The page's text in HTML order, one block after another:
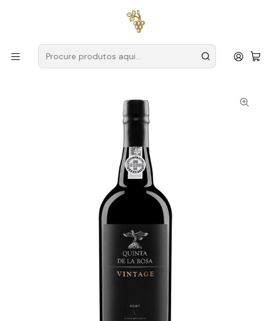
para encomendas a partir de
Produtores Douro
Quinta de La Rosa
Quinta de la Rosa Porto Vintage 2017 75cl